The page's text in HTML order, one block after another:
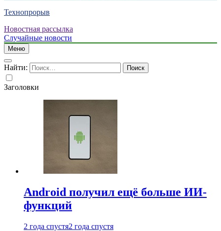
Технопрорыв
Новостная рассылка
Случайные новости
Меню
Найти:
Заголовки
Android получил ещё больше ИИ-
функций
2 года спустя2 года спустя